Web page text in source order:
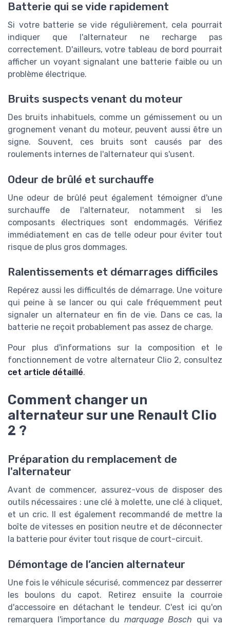
Batterie qui se vide rapidement
Si votre batterie se vide régulièrement, cela pourrait
indiquer que l'alternateur ne recharge pas
correctement. D'ailleurs, votre tableau de bord pourrait
afficher un voyant signalant une batterie faible ou un
problème électrique.
Bruits suspects venant du moteur
Des bruits inhabituels, comme un gémissement ou un
grognement venant du moteur, peuvent aussi être un
signe. Souvent, ces bruits sont causés par des
roulements internes de l'alternateur qui s'usent.
Odeur de brûlé et surchauffe
Une odeur de brûlé peut également témoigner d'une
surchauffe de l'alternateur, notamment si les
composants électriques sont endommagés. Vérifiez
immédiatement en cas de telle odeur pour éviter tout
risque de plus gros dommages.
Ralentissements et démarrages difficiles
Repérez aussi les difficultés de démarrage. Une voiture
qui peine à se lancer ou qui cale fréquemment peut
signaler un alternateur en fin de vie. Dans ce cas, la
batterie ne reçoit probablement pas assez de charge.
Pour plus d'informations sur la composition et le
fonctionnement de votre alternateur Clio 2, consultez
cet article détaillé.
Comment changer un
alternateur sur une Renault Clio
2 ?
Préparation du remplacement de
l'alternateur
Avant de commencer, assurez-vous de disposer des
outils nécessaires : une clé à molette, une clé à cliquet,
et un cric. Il est également recommandé de mettre la
boîte de vitesses en position neutre et de déconnecter
la batterie pour éviter tout risque de court-circuit.
Démontage de l’ancien alternateur
Une fois le véhicule sécurisé, commencez par desserrer
les boulons du capot. Retirez ensuite la courroie
d'accessoire en détachant le tendeur. C'est ici qu'on
remarquera l'importance du marquage Bosch qui va